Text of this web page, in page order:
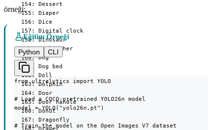
örneği:
Eğitim Örneği
Python
CLI
from ultralytics import YOLO
# Load a COCO-pretrained YOLO26n model
model = YOLO("yolo26n.pt")
# Train the model on the Open Images V7 dataset